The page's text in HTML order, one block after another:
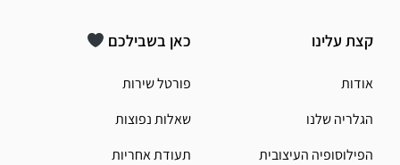
קצת עלינו
אודות
הגלריה שלנו
הפילוסופיה העיצובית
כאן בשבילכם
פורטל שירות
שאלות נפוצות
תעודת אחריות